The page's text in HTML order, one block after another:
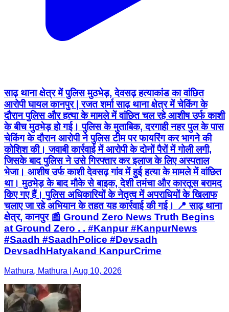
साढ़ थाना क्षेत्र में पुलिस मुठभेड़, देवसढ़ हत्याकांड का वांछित
आरोपी घायल कानपुर | रजत शर्मा साढ़ थाना क्षेत्र में चेकिंग के
दौरान पुलिस और हत्या के मामले में वांछित चल रहे आशीष उर्फ काशी
के बीच मुठभेड़ हो गई। पुलिस के मुताबिक, दरगाही नहर पुल के पास
चेकिंग के दौरान आरोपी ने पुलिस टीम पर फायरिंग कर भागने की
कोशिश की। जवाबी कार्रवाई में आरोपी के दोनों पैरों में गोली लगी,
जिसके बाद पुलिस ने उसे गिरफ्तार कर इलाज के लिए अस्पताल
भेजा। आशीष उर्फ काशी देवसढ़ गांव में हुई हत्या के मामले में वांछित
था। मुठभेड़ के बाद मौके से बाइक, देशी तमंचा और कारतूस बरामद
किए गए हैं। पुलिस अधिकारियों के नेतृत्व में अपराधियों के खिलाफ
चलाए जा रहे अभियान के तहत यह कार्रवाई की गई। 📍 साढ़ थाना
क्षेत्र, कानपुर 📰 Ground Zero News Truth Begins
at Ground Zero . . #Kanpur #KanpurNews
#Saadh #SaadhPolice #Devsadh
DevsadhHatyakand KanpurCrime
Mathura, Mathura | Aug 10, 2026